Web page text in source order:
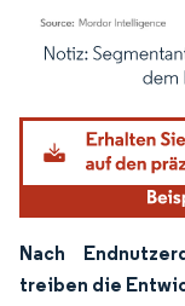
Bild © Mordor
Nach
treiben die